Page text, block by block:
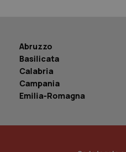
Abruzzo
Basilicata
Calabria
Campania
Emilia-Romagna
YSC
tracking-sites-